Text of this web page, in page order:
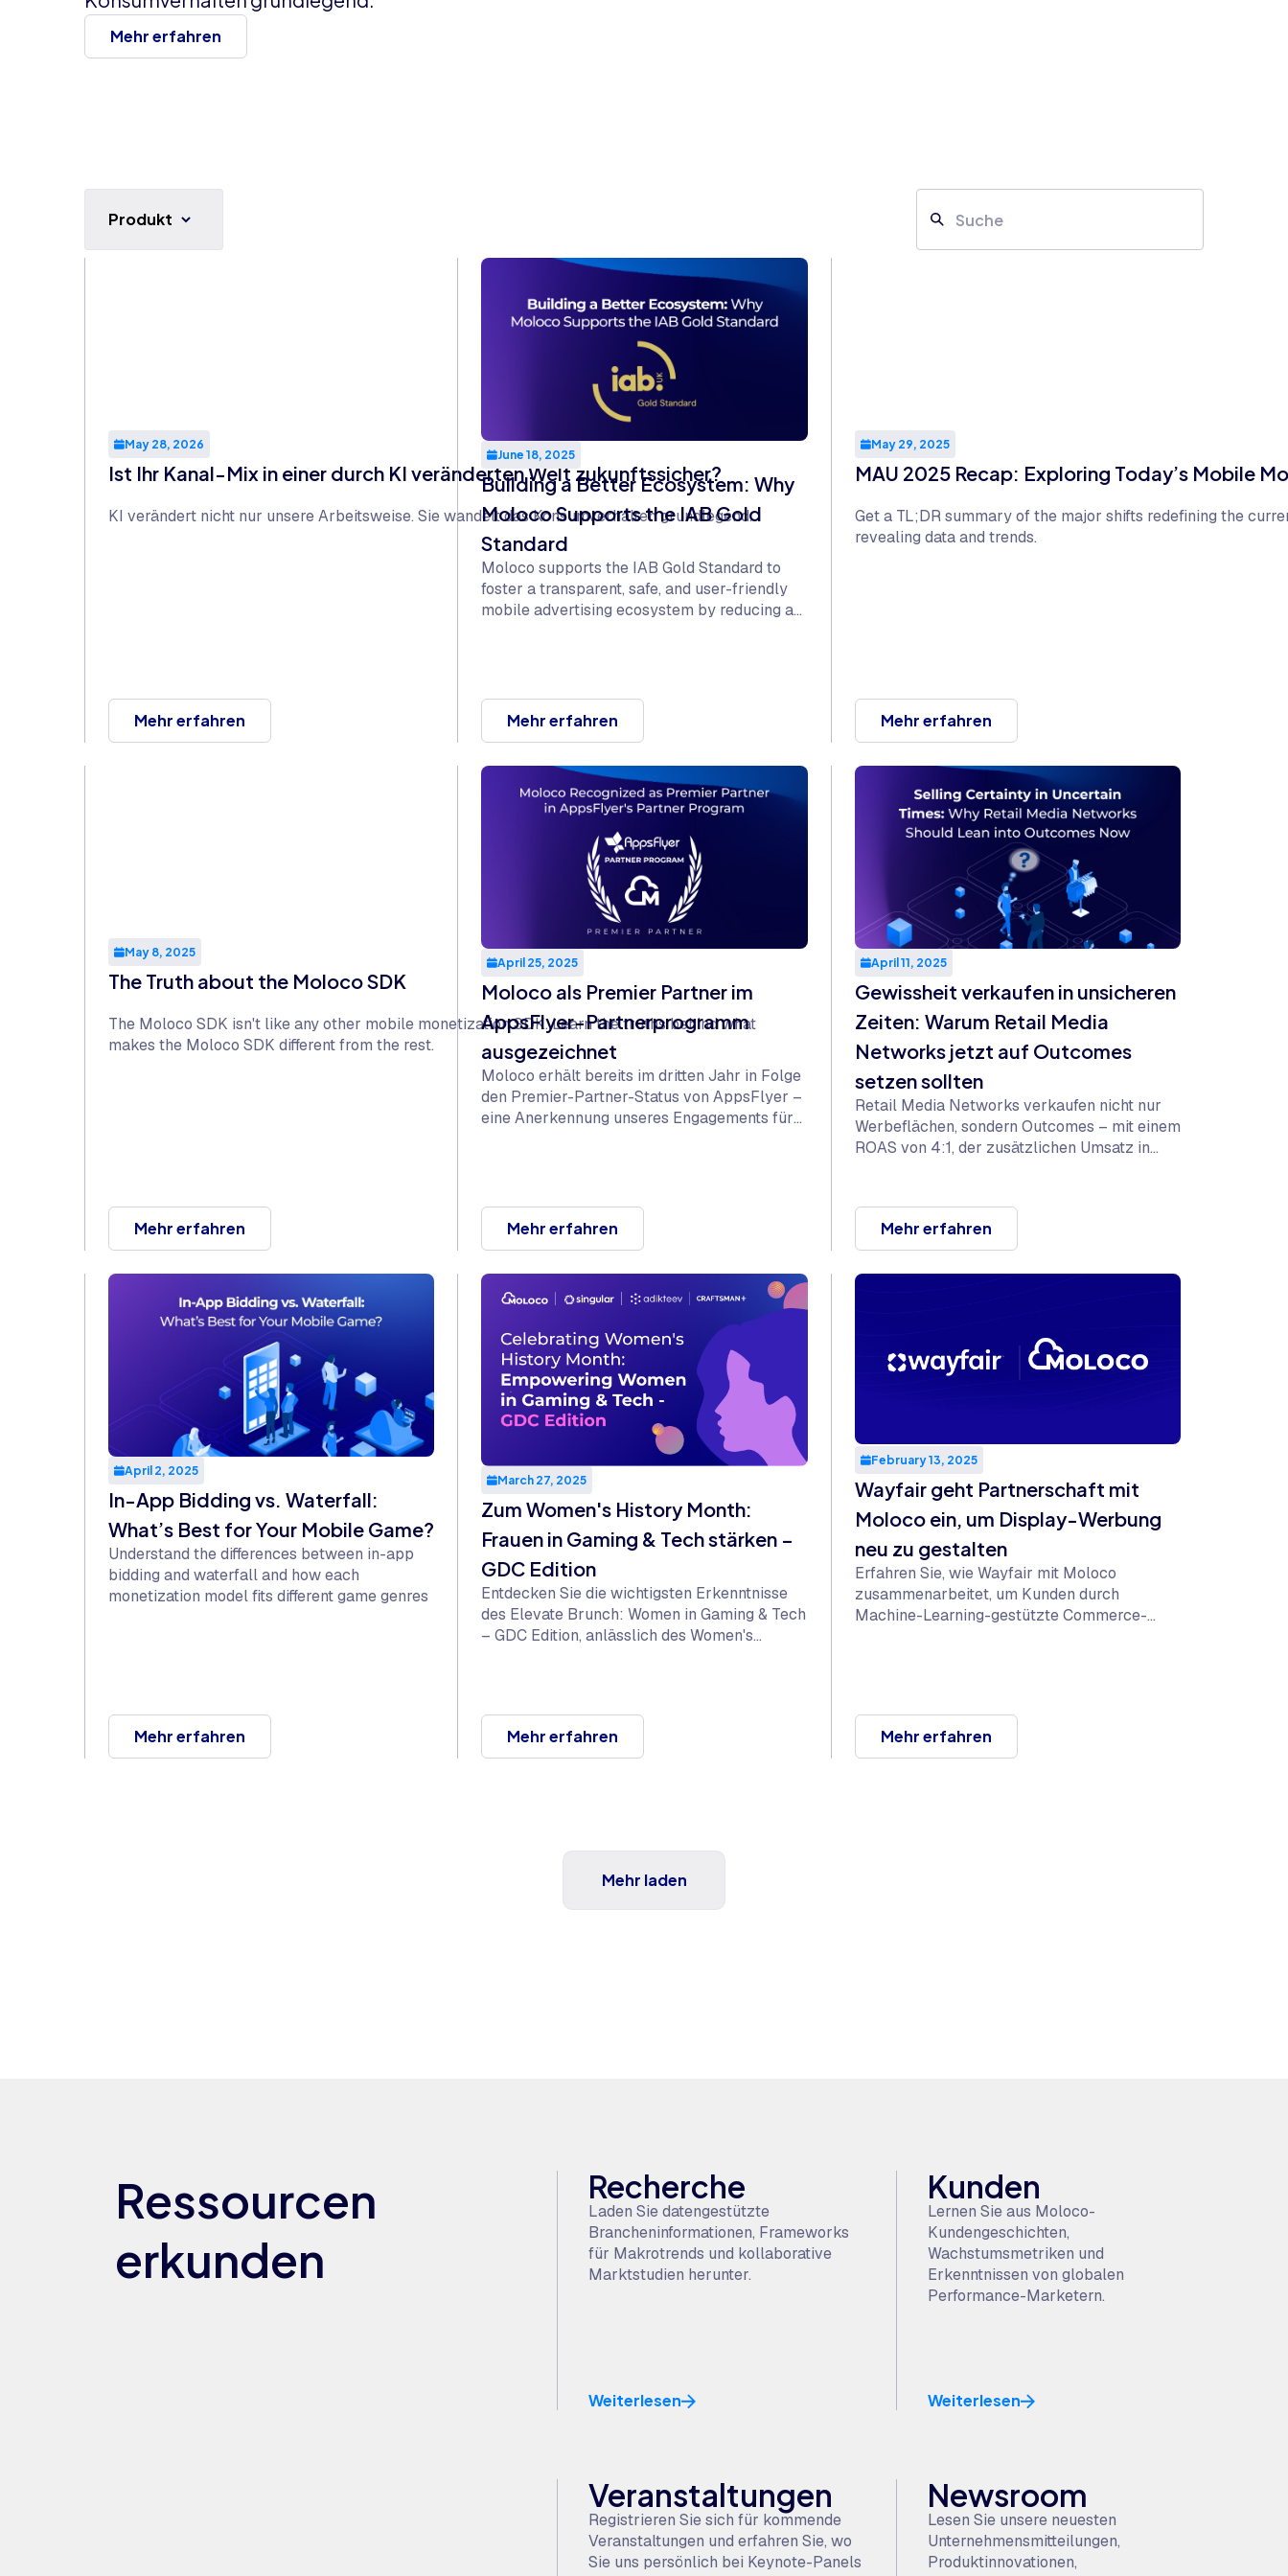
Mehr erfahren
Produkt
May 28, 2026
Ist Ihr Kanal-Mix in einer durch KI veränderten Welt zukunftssicher?
KI verändert nicht nur unsere Arbeitsweise. Sie wandelt das Konsumverhalten grundlegend.
Mehr erfahren
June 18, 2025
Building a Better Ecosystem: Why
Moloco Supports the IAB Gold
Standard
Moloco supports the IAB Gold Standard to
foster a transparent, safe, and user-friendly
mobile advertising ecosystem by reducing ad
Mehr erfahren
May 29, 2025
MAU 2025 Recap: Exploring Today’s Mobile
Get a TL;DR summary of the major shifts redefining the
revealing data and trends.
Mehr erfahren
May 8, 2025
The Truth about the Moloco SDK
The Moloco SDK isn't like any other mobile monetization SDK. Learn the truths behind what
makes the Moloco SDK different from the rest.
Mehr erfahren
April 25, 2025
Moloco als Premier Partner im
AppsFlyer-Partnerprogramm
ausgezeichnet
Moloco erhält bereits im dritten Jahr in Folge
den Premier-Partner-Status von AppsFlyer –
eine Anerkennung unseres Engagements für
Mehr erfahren
April 11, 2025
Gewissheit verkaufen in unsicheren
Zeiten: Warum Retail Media
Networks jetzt auf Outcomes
setzen sollten
Retail Media Networks verkaufen nicht nur
Werbeflächen, sondern Outcomes – mit einem
ROAS von 4:1, der zusätzlichen Umsatz in
Mehr erfahren
April 2, 2025
In-App Bidding vs. Waterfall:
What’s Best for Your Mobile Game?
Understand the differences between in-app
bidding and waterfall and how each
monetization model fits different game genres
Mehr erfahren
March 27, 2025
Zum Women's History Month:
Frauen in Gaming & Tech stärken –
GDC Edition
Entdecken Sie die wichtigsten Erkenntnisse
des Elevate Brunch: Women in Gaming & Tech
– GDC Edition, anlässlich des Women's
Widrigkeiten in Chancen verwandeln und zu
mutigen Ambitionen für eine bessere Zukunft
inspirieren.
Mehr erfahren
February 13, 2025
Wayfair geht Partnerschaft mit
Moloco ein, um Display-Werbung
neu zu gestalten
Erfahren Sie, wie Wayfair mit Moloco
zusammenarbeitet, um Kunden durch
Machine-Learning-gestützte Commerce-
Mehr erfahren
Mehr laden
Ressourcen
erkunden
Recherche
Laden Sie datengestützte
Brancheninformationen, Frameworks
für Makrotrends und kollaborative
Marktstudien herunter.
Weiterlesen
Kunden
Lernen Sie aus Moloco-
Kundengeschichten,
Wachstumsmetriken und
Erkenntnissen von globalen
Performance-Marketern.
Weiterlesen
Veranstaltungen
Registrieren Sie sich für kommende
Veranstaltungen und erfahren Sie, wo
Sie uns persönlich bei Keynote-Panels
Newsroom
Lesen Sie unsere neuesten
Unternehmensmitteilungen,
Produktinnovationen,